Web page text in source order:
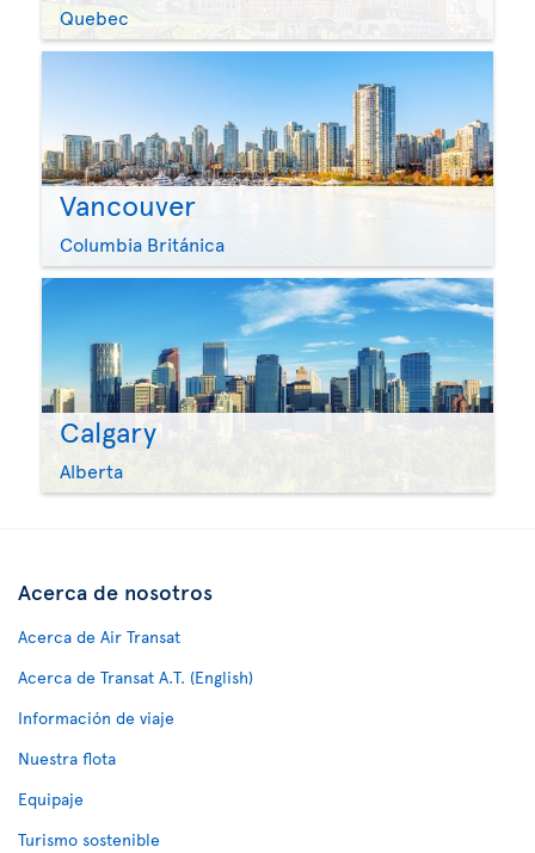
Quebec
Vancouver
Columbia Británica
Calgary
Alberta
Acerca de nosotros
Acerca de Air Transat
Acerca de Transat A.T. (English)
Información de viaje
Nuestra flota
Equipaje
Turismo sostenible